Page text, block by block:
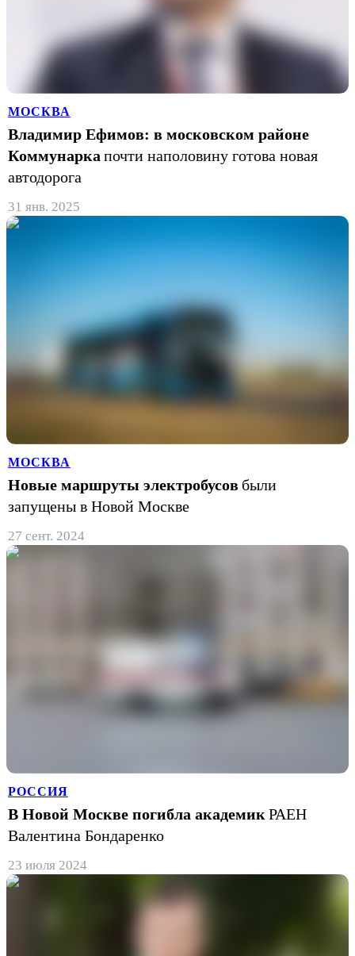
МОСКВА
Владимир Ефимов: в московском районе
Коммунарка почти наполовину готова новая
автодорога
31 янв. 2025
МОСКВА
Новые маршруты электробусов были
запущены в Новой Москве
27 сент. 2024
РОССИЯ
В Новой Москве погибла академик РАЕН
Валентина Бондаренко
23 июля 2024